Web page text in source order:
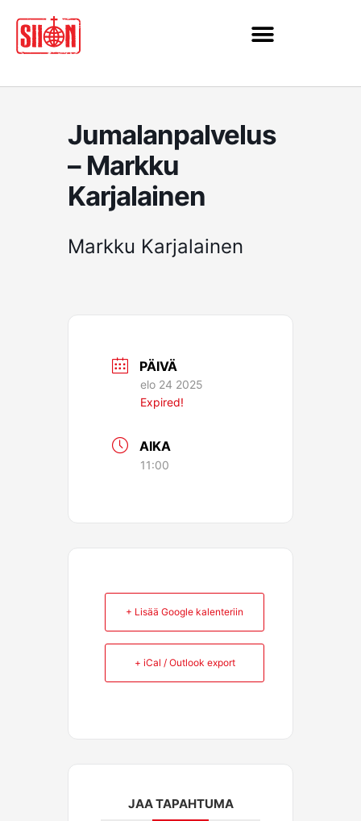
sisältöön
Jumalanpalvelus
– Markku
Karjalainen
Markku Karjalainen
PÄIVÄ
elo 24 2025
Expired!
AIKA
11:00
+ Lisää Google kalenteriin
+ iCal / Outlook export
JAA TAPAHTUMA